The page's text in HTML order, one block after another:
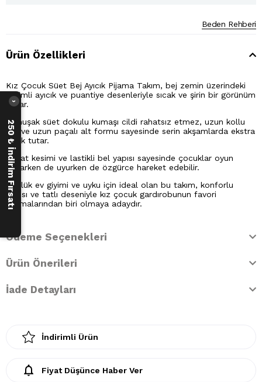
Beden Rehberi
Ürün Özellikleri
Kız Çocuk Süet Bej Ayıcık Pijama Takım, bej zemin üzerindeki
sevimli ayıcık ve puantiye desenleriyle sıcak ve şirin bir görünüm
sunar.
Yumuşak süet dokulu kumaşı cildi rahatsız etmez, uzun kollu
üst ve uzun paçalı alt formu sayesinde serin akşamlarda ekstra
sıcak tutar.
Rahat kesimi ve lastikli bel yapısı sayesinde çocuklar oyun
oynarken de uyurken de özgürce hareket edebilir.
Günlük ev giyimi ve uyku için ideal olan bu takım, konforlu
yapısı ve tatlı deseniyle kız çocuk gardırobunun favori
pijamalarından biri olmaya adaydır.
Ödeme Seçenekleri
Ürün Önerileri
İade Detayları
İndirimli Ürün
Fiyat Düşünce Haber Ver
250 ₺ İndirim Fırsatı
›